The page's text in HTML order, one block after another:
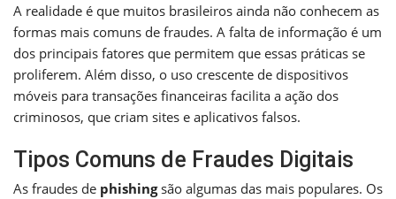
A realidade é que muitos brasileiros ainda não conhecem as
formas mais comuns de fraudes. A falta de informação é um
dos principais fatores que permitem que essas práticas se
proliferem. Além disso, o uso crescente de dispositivos
móveis para transações financeiras facilita a ação dos
criminosos, que criam sites e aplicativos falsos.
Tipos Comuns de Fraudes Digitais
As fraudes de phishingsão algumas das mais populares. Os